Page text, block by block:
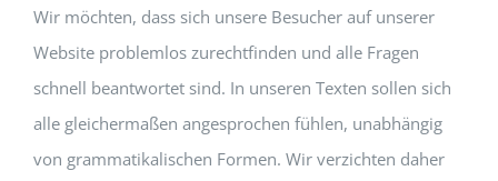
Wir möchten, dass sich unsere Besucher auf unserer
Website problemlos zurechtfinden und alle Fragen
schnell beantwortet sind. In unseren Texten sollen sich
alle gleichermaßen angesprochen fühlen, unabhängig
von grammatikalischen Formen. Wir verzichten daher